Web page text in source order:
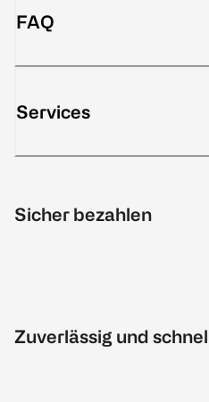
FAQ
Services
Sicher bezahlen
Zuverlässig und